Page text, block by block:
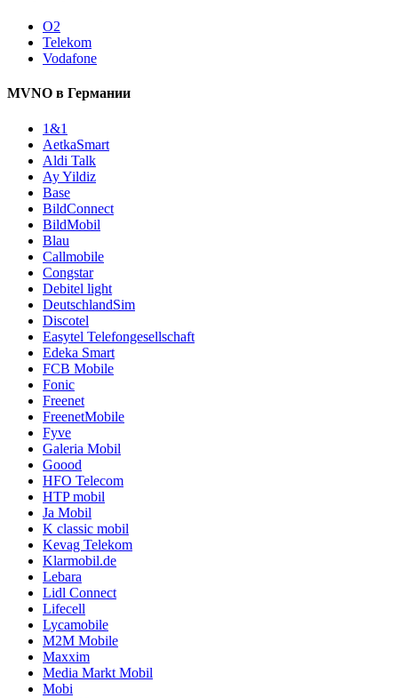
O2
Telekom
Vodafone
MVNO в Германии
1&1
AetkaSmart
Aldi Talk
Ay Yildiz
Base
BildConnect
BildMobil
Blau
Callmobile
Congstar
Debitel light
DeutschlandSim
Discotel
Easytel Telefongesellschaft
Edeka Smart
FCB Mobile
Fonic
Freenet
FreenetMobile
Fyve
Galeria Mobil
Goood
HFO Telecom
HTP mobil
Ja Mobil
K classic mobil
Kevag Telekom
Klarmobil.de
Lebara
Lidl Connect
Lifecell
Lycamobile
M2M Mobile
Maxxim
Media Markt Mobil
Mobi